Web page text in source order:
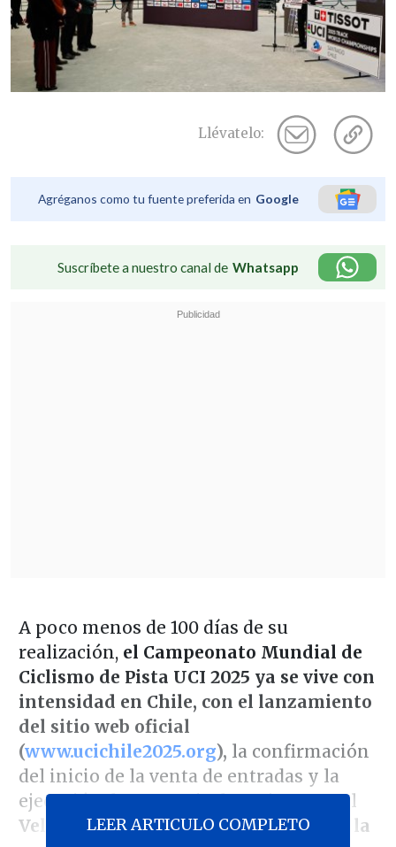
Llévatelo:
Agréganos como tu fuente preferida en Google
Suscríbete a nuestro canal de Whatsapp
A poco menos de 100 días de su
realización, el Campeonato Mundial de
Ciclismo de Pista UCI 2025 ya se vive con
intensidad en Chile, con el lanzamiento
del sitio web oficial
(www.ucichile2025.org), la confirmación
del inicio de la venta de entradas y la
ejecución de una serie de mejoras en el
Velódromo de Peñalolén, que acogerá la
LEER ARTICULO COMPLETO